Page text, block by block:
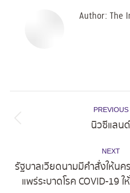
Author: The
navigation
PREVIOUS
นิวซีแลนด์
NEXT
Next
post:
รัฐบาลเวียดนามมีคำสั่งให้น
แพร่ระบาดโรค COVID-19